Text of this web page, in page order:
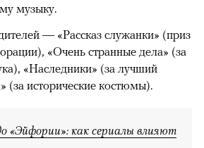
музыку.
— «Рассказ служанки» (приз
«Очень странные дела» (за
«Наследники» (за лучший
(за исторические костюмы).
«Эйфории»: как сериалы влияют